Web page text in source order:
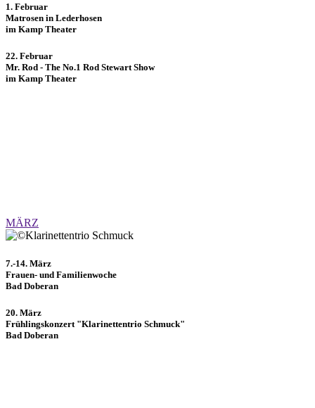
1. Februar
Matrosen in Lederhosen
im Kamp Theater
22. Februar
Mr. Rod - The No.1 Rod Stewart Show
im Kamp Theater
MÄRZ
7.-14. März
Frauen- und Familienwoche
Bad Doberan
20. März
Frühlingskonzert "Klarinettentrio Schmuck"
Bad Doberan